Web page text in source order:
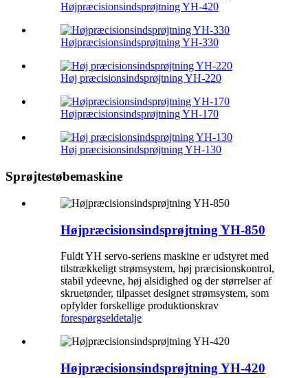
Højpræcisionsindsprøjtning YH-420
Højpræcisionsindsprøjtning YH-330
Høj præcisionsindsprøjtning YH-220
Højpræcisionsindsprøjtning YH-170
Høj præcisionsindsprøjtning YH-130
Sprøjtestøbemaskine
Højpræcisionsindsprøjtning YH-850
Fuldt YH servo-seriens maskine er udstyret med
tilstrækkeligt strømsystem, høj præcisionskontrol,
stabil ydeevne, høj alsidighed og der størrelser af
skruetønder, tilpasset designet strømsystem, som
opfylder forskellige produktionskrav
forespørgseldetalje
Højpræcisionsindsprøjtning YH-420